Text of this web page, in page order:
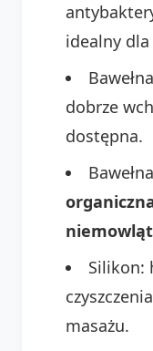
idealny
dobrze
dostępna.
niemowląt
Silikon:
masażu.